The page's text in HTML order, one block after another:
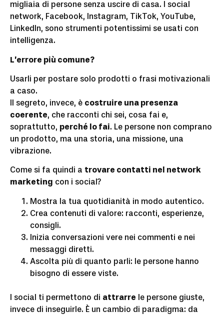
migliaia di persone senza uscire di casa. I social
network, Facebook, Instagram, TikTok, YouTube,
LinkedIn, sono strumenti potentissimi se usati con
intelligenza.
L’errore più comune?
Usarli per postare solo prodotti o frasi motivazionali
a caso.
Il segreto, invece, è costruire una presenza
coerente, che racconti chi sei, cosa fai e,
soprattutto, perché lo fai. Le persone non comprano
un prodotto, ma una storia, una missione, una
vibrazione.
Come si fa quindi a trovare contatti nel network
marketing con i social?
Mostra la tua quotidianità in modo autentico.
Crea contenuti di valore: racconti, esperienze,
consigli.
Inizia conversazioni vere nei commenti e nei
messaggi diretti.
Ascolta più di quanto parli: le persone hanno
bisogno di essere viste.
I social ti permettono di attrarre le persone giuste,
invece di inseguirle. È un cambio di paradigma: da